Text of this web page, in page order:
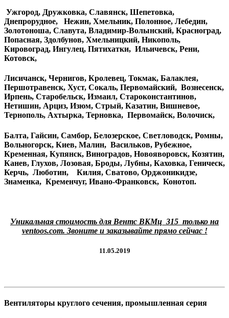
Ужгород, Дружковка, Славянск, Шепетовка,
Днепрорудное, Нежин, Хмельник, Полонное, Лебедин,
Золотоноша, Славута, Владимир-Волынский, Красноград,
Попасная, Здолбунов, Хмельницкий, Никополь,
Кировоград, Ингулец, Пятихатки, Ильичевск, Рени,
Котовск,
Лисичанск, Чернигов, Кролевец, Токмак, Балаклея,
Першотравенск, Хуст, Сокаль, Первомайский, Вознесенск,
Ирпень, Старобельск, Измаил, Староконстантинов,
Нетишин, Арциз, Изюм, Стрый, Казатин, Вишневое,
Тернополь, Ахтырка, Терновка, Первомайск, Волочиск,
Балта, Гайсин, Самбор, Белозерское, Светловодск, Ромны,
Вольногорск, Киев, Малин, Васильков, Рубежное,
Кременная, Купянск, Виноградов, Новояворовск, Козятин,
Канев, Глухов, Лозовая, Броды, Лубны, Каховка, Геническ,
Керчь, Люботин, Килия, Сватово, Орджоникидзе,
Знаменка, Кременчуг, Ивано-Франковск, Конотоп.
Уникальная стоимость для Вентс ВКМц 315 только на
ventoos.com. Звоните и заказывайте прямо сейчас !
11.05.2019
Вентиляторы круглого сечения, промышленная серия